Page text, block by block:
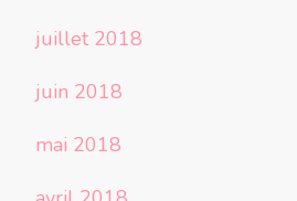
juillet 2018
juin 2018
mai 2018